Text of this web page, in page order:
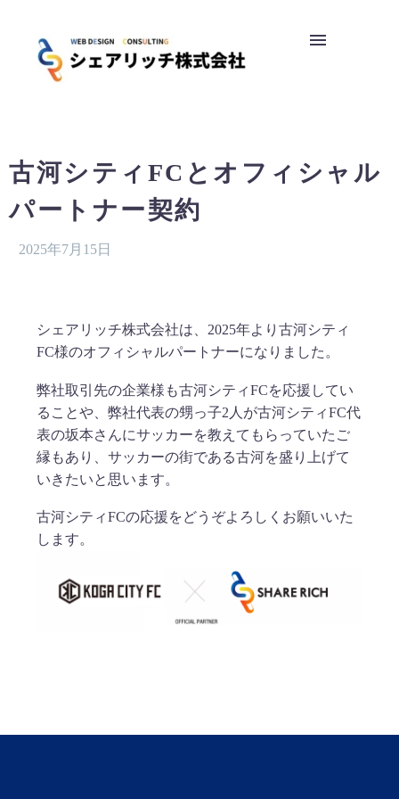
古河シティFCとオフィシャル
パートナー契約
2025年7月15日
シェアリッチ株式会社は、2025年より古河シティ
FC様のオフィシャルパートナーになりました。
弊社取引先の企業様も古河シティFCを応援してい
ることや、弊社代表の甥っ子2人が古河シティFC代
表の坂本さんにサッカーを教えてもらっていたご
縁もあり、サッカーの街である古河を盛り上げて
いきたいと思います。
古河シティFCの応援をどうぞよろしくお願いいた
します。